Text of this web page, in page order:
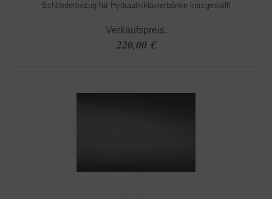
Echtlederbezug für Hydraulikklavierbänke kurzgestellt
Verkaufspreis:
220,00 €